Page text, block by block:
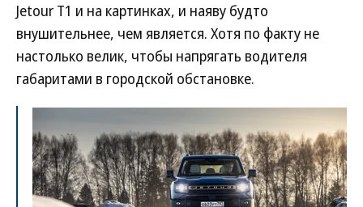
Jetour T1 и на картинках, и наяву будто
внушительнее, чем является. Хотя по факту не
настолько велик, чтобы напрягать водителя
габаритами в городской обстановке.